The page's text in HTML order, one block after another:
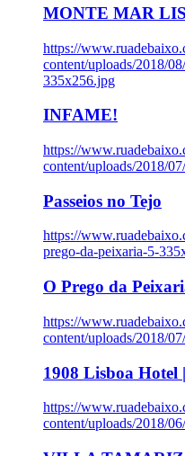
MONTE MAR
https://
content/uploads/2018/
335x256.jpg
INFAME!
https://
content/uploads/2018/
Passeios no Tejo
https://
prego-da-peixaria-5-
O Prego da
https://
content/uploads/2018/
1908 Lisboa
https://
content/uploads/2018/